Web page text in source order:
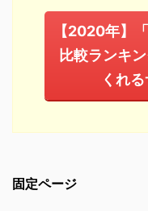
【2020年】
比較ランキ
くれ
固定ページ